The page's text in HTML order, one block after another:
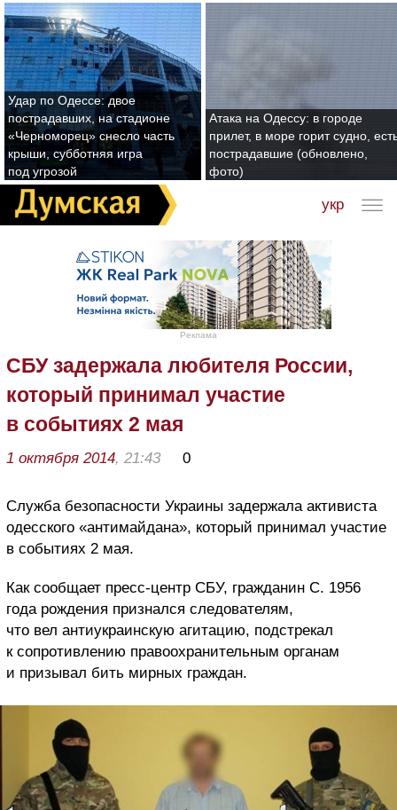
Удар по Одессе: двое
пострадавших, на стадионе
«Черноморец» снесло часть
крыши, субботняя игра
под угрозой
Атака на Одессу: в городе
прилет, в море горит судно,
пострадавшие (обновлено,
фото)
укр
Реклама
СБУ задержала любителя России,
который принимал участие
в событиях 2 мая
1 октября 2014, 21:43 0
Служба безопасности Украины задержала активиста
одесского «антимайдана», который принимал участие
в событиях 2 мая.
Как сообщает пресс-центр СБУ, гражданин С. 1956
года рождения признался следователям,
что вел антиукраинскую агитацию, подстрекал
к сопротивлению правоохранительным органам
и призывал бить мирных граждан.